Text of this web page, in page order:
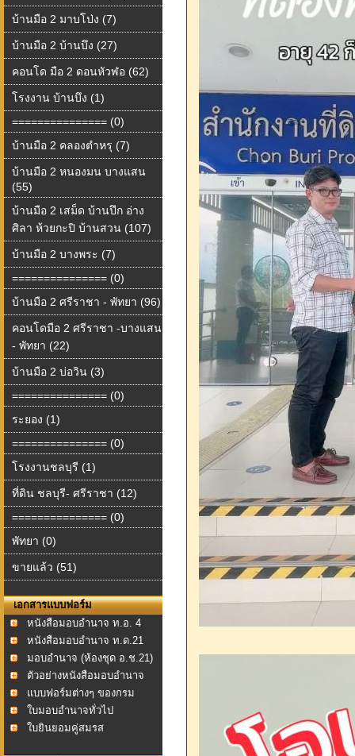
บ้านมือ 2 มาบโป่ง (7)
บ้านมือ 2 บ้านบึง (27)
คอนโด มือ 2 ดอนหัวฬอ (62)
โรงงาน บ้านบึง (1)
=============== (0)
บ้านมือ 2 คลองตำหรุ (7)
บ้านมือ 2 หนองมน บางแสน
(55)
บ้านมือ 2 เสม็ด บ้านปึก อ่าง
ศิลา ห้วยกะปิ บ้านสวน (107)
บ้านมือ 2 บางพระ (7)
=============== (0)
บ้านมือ 2 ศรีราชา - พัทยา (96)
คอนโดมือ 2 ศรีราชา -บางแสน
- พัทยา (22)
บ้านมือ 2 บ่อวิน (3)
=============== (0)
ระยอง (1)
=============== (0)
โรงงานชลบุรี (1)
ที่ดิน ชลบุรี- ศรีราชา (12)
=============== (0)
พัทยา (0)
ขายแล้ว (51)
เอกสารแบบฟอร์ม
หนังสือมอบอำนาจ ท.อ. 4
หนังสือมอบอำนาจ ท.ด.21
มอบอำนาจ (ห้องชุด อ.ช.21)
ตัวอย่างหนังสือมอบอำนาจ
แบบฟอร์มต่างๆ ของกรม
ที่ดิน
ใบมอบอำนาจทั่วไป
ใบยินยอมคู่สมรส